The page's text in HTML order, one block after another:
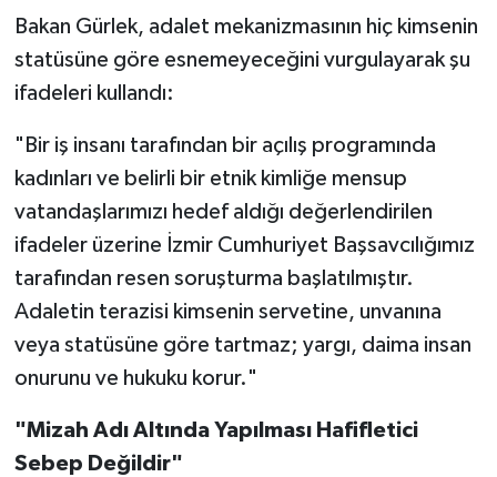
​Bakan Gürlek, adalet mekanizmasının hiç kimsenin
statüsüne göre esnemeyeceğini vurgulayarak şu
ifadeleri kullandı:
​"Bir iş insanı tarafından bir açılış programında
kadınları ve belirli bir etnik kimliğe mensup
vatandaşlarımızı hedef aldığı değerlendirilen
ifadeler üzerine İzmir Cumhuriyet Başsavcılığımız
tarafından resen soruşturma başlatılmıştır.
Adaletin terazisi kimsenin servetine, unvanına
veya statüsüne göre tartmaz; yargı, daima insan
onurunu ve hukuku korur."
​"Mizah Adı Altında Yapılması Hafifletici
Sebep Değildir"